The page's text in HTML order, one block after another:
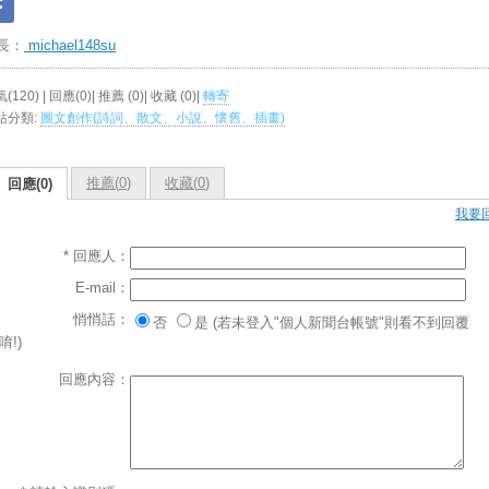
： michael148su
(120) | 回應(0)| 推薦 (0)| 收藏 (0)| 轉寄
分類: 圖文創作(詩詞、散文、小說、懷舊、插畫)
回應(0) 推薦(0) 收藏(0)
我要
* 回應人：
E-mail：
悄悄話：
否
是 (若未登入"個人新聞台帳號"則看不到回覆
唷!)
回應內容：